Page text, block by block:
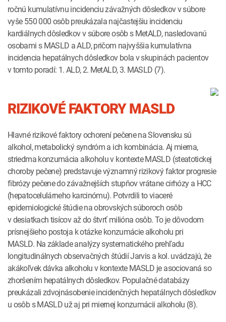
ročnú kumulatívnu incidenciu závažných dôsledkov v súbore
vyše 550 000 osôb preukázala najčastejšiu incidenciu
kardiálnych dôsledkov v súbore osôb s MetALD, nasledovanú
osobami s MASLD a ALD, pričom najvyššia kumulatívna
incidencia hepatálnych dôsledkov bola v skupinách pacientov
v tomto poradí: 1. ALD, 2. MetALD, 3. MASLD (7).
RIZIKOVÉ FAKTORY MASLD
Hlavné rizikové faktory ochorení pečene na Slovensku sú
alkohol, metabolický syndróm a ich kombinácia. Aj mierna,
striedma konzumácia alkoholu v kontexte MASLD (steatotickej
choroby pečene) predstavuje významný rizikový faktor progresie
fibrózy pečene do závažnejších stupňov vrátane cirhózy a HCC
(hepatocelulárneho karcinómu). Potvrdili to viaceré
epidemiologické štúdie na obrovských súboroch osôb
v desiatkach tisícov až do štvrť milióna osôb. To je dôvodom
prísnejšieho postoja k otázke konzumácie alkoholu pri
MASLD. Na základe analýzy systematického prehľadu
longitudinálnych observačných štúdií Jarvis a kol. uvádzajú, že
akákoľvek dávka alkoholu v kontexte MASLD je asociovaná so
zhoršením hepatálnych dôsledkov. Populačné databázy
preukázali zdvojnásobenie incidenčných hepatálnych dôsledkov
u osôb s MASLD už aj pri miernej konzumácii alkoholu (8).